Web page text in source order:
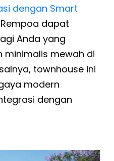
dengan Smart
dapat
Anda yang
minimalis mewah di
townhouse ini
modern
dengan